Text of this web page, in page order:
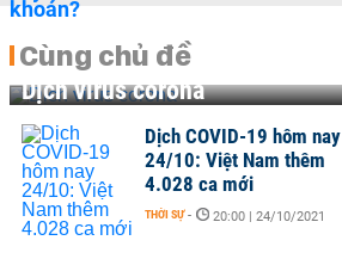
Cùng chủ đề
Dịch virus corona
Dịch COVID-19 hôm nay
24/10: Việt Nam thêm
4.028 ca mới
THỜI SỰ - 20:00 | 24/10/2021